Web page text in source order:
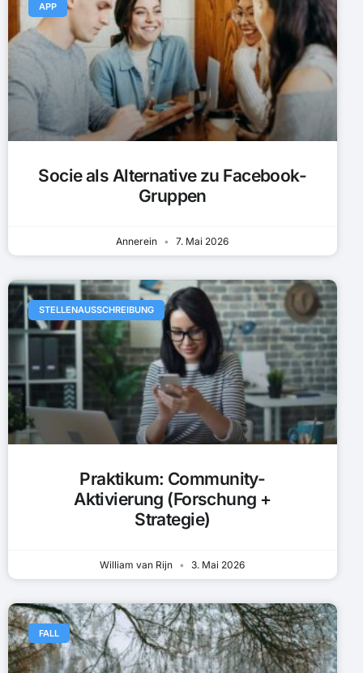
APP
Socie als Alternative zu Facebook-
Gruppen
Annerein 7. Mai 2026
STELLENAUSSCHREIBUNG
Praktikum: Community-
Aktivierung (Forschung +
Strategie)
William van Rijn 3. Mai 2026
FALL